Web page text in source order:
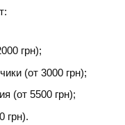
грн);
(от 3000 грн);
(от 5500 грн);
грн).